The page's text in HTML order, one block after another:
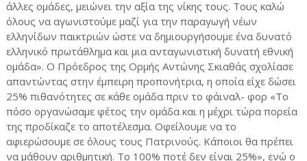
άλλες ομάδες, μειώνει την αξία της νίκης τους. Τους καλώ
όλους να αγωνιστούμε μαζί για την παραγωγή νέων
ελληνίδων παικτριών ώστε να δημιουργήσουμε ένα δυνατό
ελληνικό πρωτάθλημα και μια ανταγωνιστική δυνατή εθνική
ομάδα». Ο Πρόεδρος της Ορμής Αντώνης Σκιαθάς σχολίασε
απαντώντας στην έμπειρη προπονήτρια, η οποία είχε δώσει
25% πιθανότητες σε κάθε ομάδα πριν το φάιναλ- φορ «Το
πόσο οργανώσαμε φέτος την ομάδα και η μέχρι τώρα πορεία
της προδίκαζε το αποτέλεσμα. Οφείλουμε να το
αφιερώσουμε σε όλους τους Πατρινούς. Κάποιοι θα πρέπει
να μάθουν αριθμητική. Το 100% ποτέ δεν είναι 25%», ενώ ο